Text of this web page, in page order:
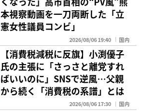
本視察動画を一刀両断した「立
憲女性議員コンビ」
2026/08/06 19:40 国内
【消費税減税に反旗】小渕優子
氏の主張に「さっさと離党すれ
ばいいのに」SNSで逆風…父親
から続く「消費税の系譜」とは
2026/08/06 17:30 国内